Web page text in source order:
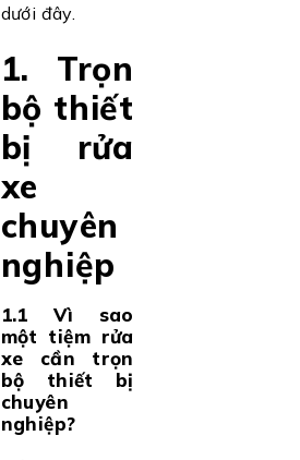
dưới đây.
1. Trọn
bộ thiết
bị rửa
xe
chuyên
nghiệp
1.1 Vì sao
một tiệm rửa
xe cần trọn
bộ thiết bị
chuyên
nghiệp?